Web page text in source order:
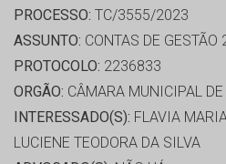
PROCESSO: TC/3555/2023
ASSUNTO: CONTAS DE GESTÃO
PROTOCOLO: 2236833
ORGÃO: CÂMARA MUNICIPAL
INTERESSADO(S): FLAVIA
LUCIENE TEODORA DA SILVA